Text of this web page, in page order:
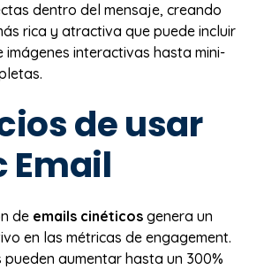
dentro del mensaje, creando
rica y atractiva que puede incluir
imágenes interactivas hasta mini-
de usar
Email
de emails cinéticos genera un
en las métricas de engagement.
pueden aumentar hasta un 300%